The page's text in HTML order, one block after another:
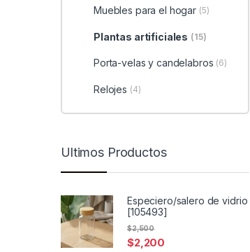
Muebles para el hogar (5)
Plantas artificiales (15)
Porta-velas y candelabros (6)
Relojes (4)
Ultimos Productos
Especiero/salero de vidrio
[105493]
$2,200
$2,500